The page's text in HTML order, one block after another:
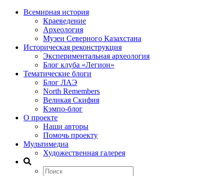
Всемирная история
Краеведение
Археология
Музеи Северного Казахстана
Историческая реконструкция
Экспериментальная археология
Блог клуба «Легион»
Тематические блоги
Блог ЛАЭ
North Remembers
Великая Скифия
Кэмпо-блог
О проекте
Наши авторы
Помочь проекту
Мультимедиа
Художественная галерея